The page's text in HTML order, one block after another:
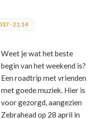
- 21:14
Weet je wat het beste
begin van het weekend is?
Een roadtrip met vrienden
met goede muziek. Hier is
voor gezorgd, aangezien
Zebrahead op 28 april in